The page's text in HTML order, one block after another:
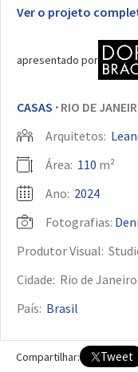
Ver o projeto
apresentado por
CASAS • RIO DE
Arquitetos:
Área: 110 m²
Ano: 2024
Fotografias:
Produtor Visual:
Cidade: Rio de Janeiro
País: Brasil
Compartilhar: Tweet